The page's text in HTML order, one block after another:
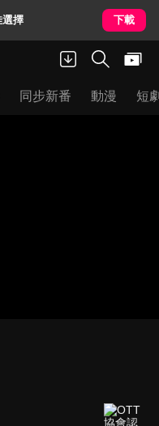
選擇 下載
同步新番 動漫 短